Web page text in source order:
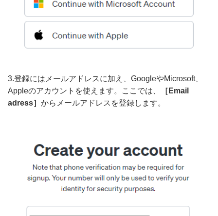
3.登録にはメールアドレスに加え、GoogleやMicrosoft、
Appleのアカウントを使えます。ここでは、
［Email
adress］ からメールアドレスを登録します。